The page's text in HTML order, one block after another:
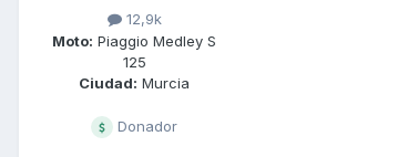
12,9k
Moto: Piaggio Medley S
125
Ciudad: Murcia
Donador